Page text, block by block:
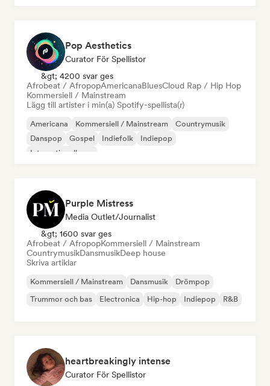
Pop Aesthetics
Curator För Spellistor
&gt; 4200 svar ges
Afrobeat / AfropopAmericanaBluesCloud Rap / Hip Hop
Kommersiell / Mainstream
Lägg till artister i min(a) Spotify-spellista(r)
Americana Kommersiell / Mainstream
Countrymusik
Danspop
Gospel Indiefolk
Indiepop
Internationell pop
Purple Mistress
Media Outlet/Journalist
&gt; 1600 svar ges
Afrobeat / AfropopKommersiell / Mainstream
CountrymusikDansmusikDeep house
Skriva artiklar
Kommersiell / Mainstream Dansmusik
Drömpop
Trummor och bas
Electronica Hip-hop Indiepop R&B
heartbreakingly intense
Curator För Spellistor